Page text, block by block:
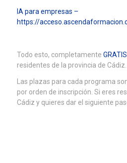
IA para empresas –
https://
Todo esto, completamente GRATIS
residentes de la provincia de Cádiz.
Las plazas para cada programa
por orden de inscripción. Si eres
Cádiz y quieres dar el siguiente